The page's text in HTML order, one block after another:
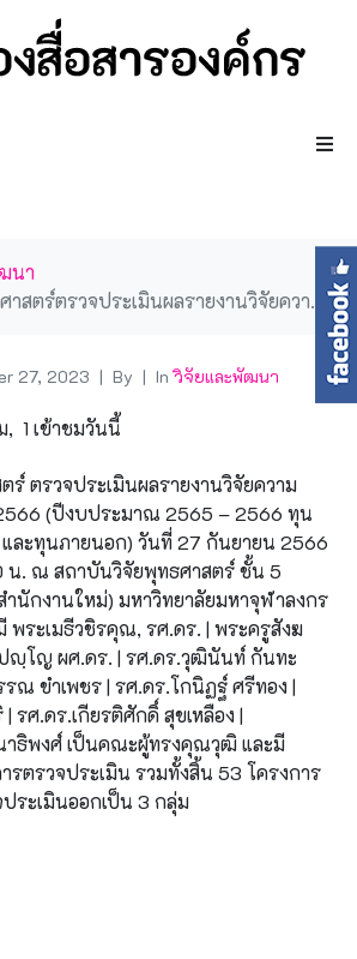
นา
มินผลรายงานวิจัยความก้าวหน้า ครั้งที่ 12/2566 (ปีงบประมาณ 2565-2566)
27, 2023 By Inวิจัยและพัฒนา
1 เข้าชมวันนี้
ตรวจประเมินผลรายงานวิจัยความ
(ปีงบประมาณ 2565 – 2566 ทุน
ละทุนภายนอก) วันที่ 27 กันยายน 2566
น. ณ สถาบันวิจัยพุทธศาสตร์ ชั้น 5
ำนักงานใหม่) มหาวิทยาลัยมหาจุฬาลงกร
พระเมธีวชิรคุณ, รศ.ดร. | พระครูสังฆ
โญ ผศ.ดร. | รศ.ดร.วุฒินันท์ กันทะ
รณ ขำเพชร | รศ.ดร.โกนิฏฐ์ ศรีทอง |
รศ.ดร.เกียรติศักดิ์ สุขเหลือง |
าธิพงศ์ เป็นคณะผู้ทรงคุณวุฒิ และมี
รตรวจประเมิน รวมทั้งสิ้น 53 โครงการ
ระเมินออกเป็น 3 กลุ่ม